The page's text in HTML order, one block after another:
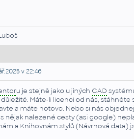
v 22:46
u je stejně jako u jiných CAD
Máte-li licenci od nás, stáhněte
a máte hotovo. Nebo si nás
nějak nalezené cesty (asi google)
a Knihovnám stylů (Návrhová data)